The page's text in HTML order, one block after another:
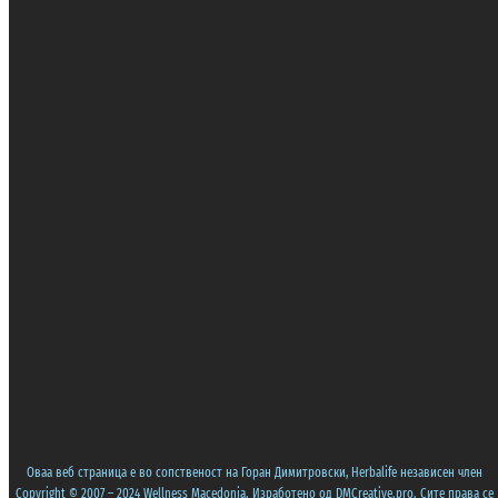
Оваа веб страница е во сопственост на Горан Димитровски, Herbalife независен член
Copyright © 2007 – 2024 Wellness Macedonia. Изработено од DMCreative.pro. Сите права се